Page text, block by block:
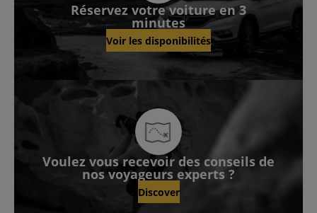
Réservez votre voiture en 3
minutes
Voir les disponibilités
Voulez vous recevoir des conseils de
nos voyageurs experts ?
Discover